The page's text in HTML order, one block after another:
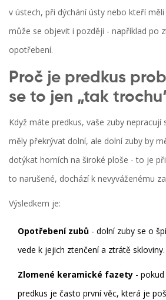
v ústech, při dýchání ústy nebo kteří
může se objevit i později - například po
opotřebení.
Proč je predkus
se to jen „tak
Když máte predkus, vaše zuby nepracují
měly překrývat dolní, ale dolní zuby by
dotýkat horních na široké ploše - to je
to narušené, dochází k nevyváženému
Výsledkem je:
Opotřebení zubů - dolní zuby se o
vede k jejich ztenčení a ztrátě skloviny.
Zlomené keramické fazety -
predkus je často první věc, která je